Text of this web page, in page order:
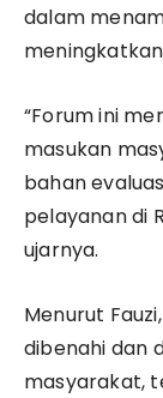
dalam
“Forum ini
masukan
bahan
pelayanan di
ujarnya.
Menurut
dibenahi dan
masyarakat,